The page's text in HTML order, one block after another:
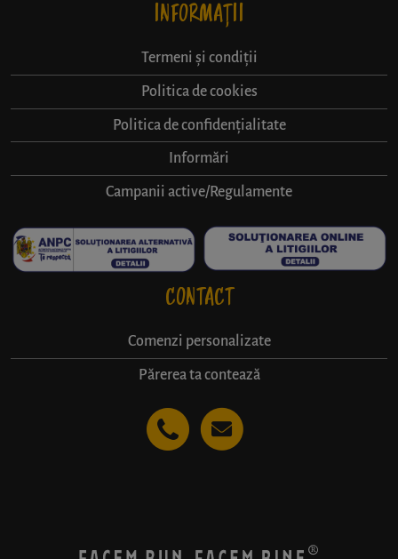
INFORMAȚII
Termeni și condiții
Politica de cookies
Politica de confidențialitate
Informări
Campanii active/Regulamente
CONTACT
Comenzi personalizate
Părerea ta contează